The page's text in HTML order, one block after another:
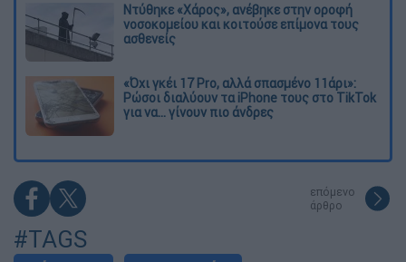
Ντύθηκε «Χάρος», ανέβηκε στην οροφή
νοσοκομείου και κοιτούσε επίμονα τους
ασθενείς
«Όχι γκέι 17 Pro, αλλά σπασμένο 11άρι»:
Ρώσοι διαλύουν τα iPhone τους στο TikTok
για να... γίνουν πιο άνδρες
επόμενο
άρθρο
#TAGS